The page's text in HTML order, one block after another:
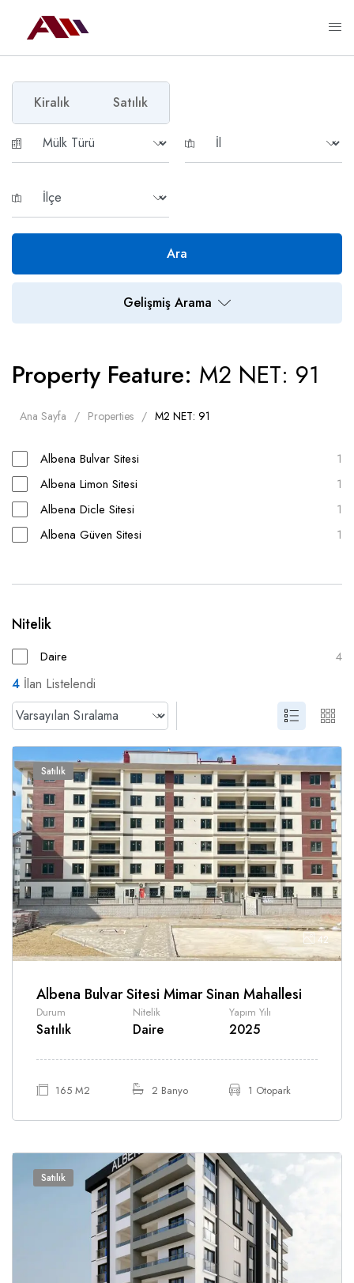
Kiralık Satılık
Gelişmiş Arama
Ara
Property Feature: M2 NET: 91
Ana Sayfa Properties M2 NET: 91
Albena Bulvar Sitesi
1
Albena Limon Sitesi
1
Albena Dicle Sitesi
1
Albena Güven Sitesi
1
Nitelik
Daire 4
4 İlan Listelendi
Satılık
42
Albena Bulvar Sitesi Mimar Sinan Mahallesi
Durum
Satılık
Nitelik
Daire
Yapım Yılı
2025
165 M2 2 Banyo 1 Otopark
Satılık